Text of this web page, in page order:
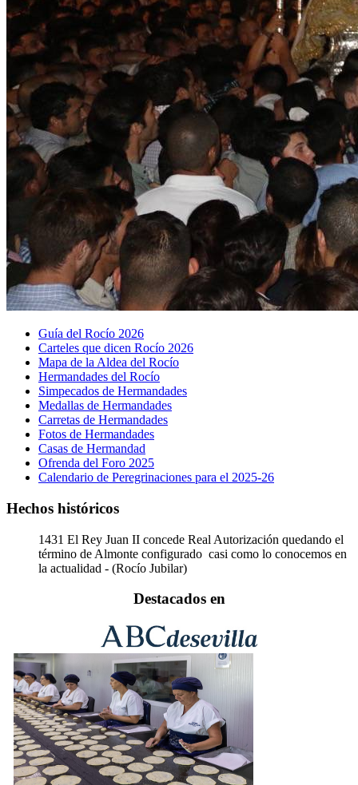
Guía del Rocío 2026
Carteles que dicen Rocío 2026
Mapa de la Aldea del Rocío
Hermandades del Rocío
Simpecados de Hermandades
Medallas de Hermandades
Carretas de Hermandades
Fotos de Hermandades
Casas de Hermandad
Ofrenda del Foro 2025
Calendario de Peregrinaciones para el 2025-26
Hechos históricos
1431 El Rey Juan II concede Real Autorización quedando el
término de Almonte configurado casi como lo conocemos en
la actualidad - (Rocío Jubilar)
Destacados en